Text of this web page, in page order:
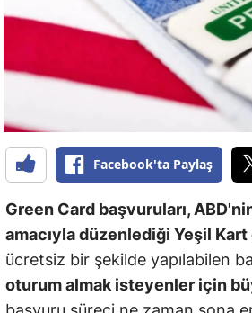
Bolu
Facebook'ta Paylaş
Green Card başvuruları,
amacıyla düzenlediği Yeşil
ücretsiz bir şekilde yapılabilen
oturum almak isteyenler için